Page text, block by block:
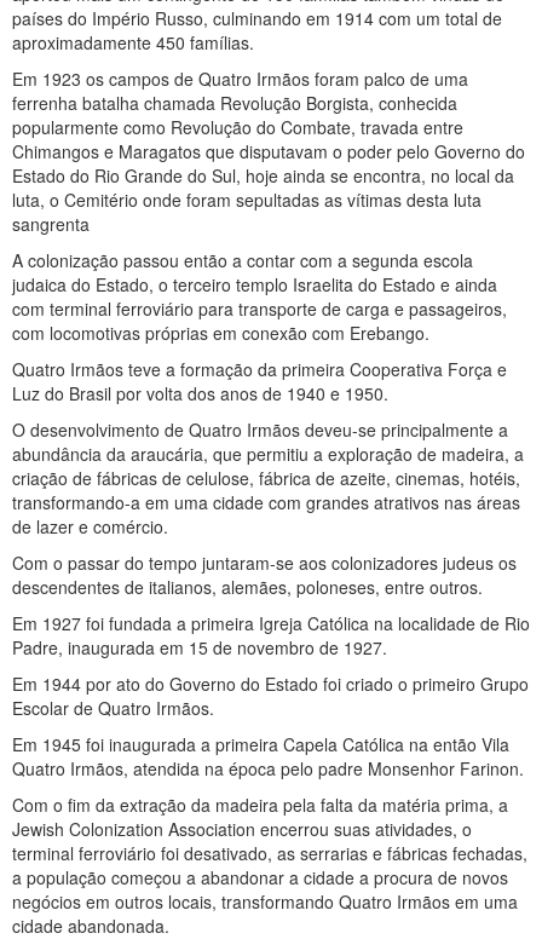
países do Império Russo, culminando em 1914 com um total de
aproximadamente 450 famílias.
Em 1923 os campos de Quatro Irmãos foram palco de uma
ferrenha batalha chamada Revolução Borgista, conhecida
popularmente como Revolução do Combate, travada entre
Chimangos e Maragatos que disputavam o poder pelo Governo do
Estado do Rio Grande do Sul, hoje ainda se encontra, no local da
luta, o Cemitério onde foram sepultadas as vítimas desta luta
sangrenta
A colonização passou então a contar com a segunda escola
judaica do Estado, o terceiro templo Israelita do Estado e ainda
com terminal ferroviário para transporte de carga e passageiros,
com locomotivas próprias em conexão com Erebango.
Quatro Irmãos teve a formação da primeira Cooperativa Força e
Luz do Brasil por volta dos anos de 1940 e 1950.
O desenvolvimento de Quatro Irmãos deveu-se principalmente a
abundância da araucária, que permitiu a exploração de madeira, a
criação de fábricas de celulose, fábrica de azeite, cinemas, hotéis,
transformando-a em uma cidade com grandes atrativos nas áreas
de lazer e comércio.
Com o passar do tempo juntaram-se aos colonizadores judeus os
descendentes de italianos, alemães, poloneses, entre outros.
Em 1927 foi fundada a primeira Igreja Católica na localidade de Rio
Padre, inaugurada em 15 de novembro de 1927.
Em 1944 por ato do Governo do Estado foi criado o primeiro Grupo
Escolar de Quatro Irmãos.
Em 1945 foi inaugurada a primeira Capela Católica na então Vila
Quatro Irmãos, atendida na época pelo padre Monsenhor Farinon.
Com o fim da extração da madeira pela falta da matéria prima, a
Jewish Colonization Association encerrou suas atividades, o
terminal ferroviário foi desativado, as serrarias e fábricas fechadas,
a população começou a abandonar a cidade a procura de novos
negócios em outros locais, transformando Quatro Irmãos em uma
cidade abandonada.